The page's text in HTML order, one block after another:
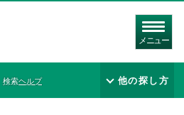
メニュー
検索ヘルプ 他の探し方